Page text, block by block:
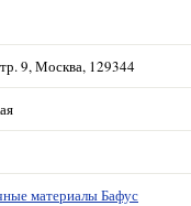
9, Москва, 129344
материалы Бафус